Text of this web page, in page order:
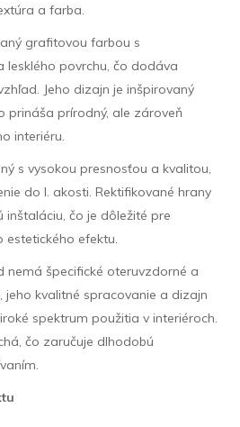
a farba.
grafitovou farbou s
lesklého povrchu, čo dodáva
Jeho dizajn je inšpirovaný
prináša prírodný, ale zároveň
interiéru.
s vysokou presnosťou a kvalitou,
do I. akosti. Rektifikované hrany
inštaláciu, čo je dôležité pre
estetického efektu.
nemá špecifické oteruvzdorné a
jeho kvalitné spracovanie a dizajn
spektrum použitia v interiéroch.
čo zaručuje dlhodobú